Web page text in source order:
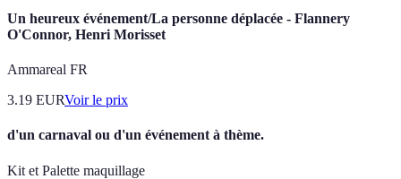
Un heureux événement/La personne déplacée - Flannery
O'Connor, Henri Morisset
Ammareal FR
3.19 EURVoir le prix
d'un carnaval ou d'un événement à thème.
Kit et Palette maquillage